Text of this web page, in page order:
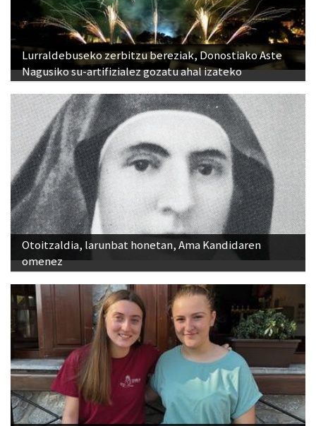
Lurraldebuseko zerbitzu bereziak, Donostiako Aste
Nagusiko su-artifizialez gozatu ahal izateko
Otoitzaldia, larunbat honetan, Ama Kandidaren
omenez